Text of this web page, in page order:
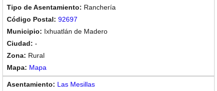
Ranchería
92697
Ixhuatlán de Madero
-
Rural
Mapa
Las Mesillas